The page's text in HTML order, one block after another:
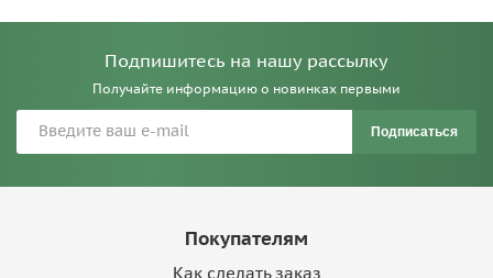
Подпишитесь на нашу рассылку
Получайте информацию о новинках первыми
Подписаться
Покупателям
Как сделать заказ